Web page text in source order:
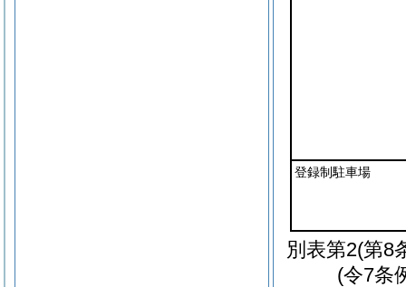
登録制駐車場
別表第2(第8
(令7条